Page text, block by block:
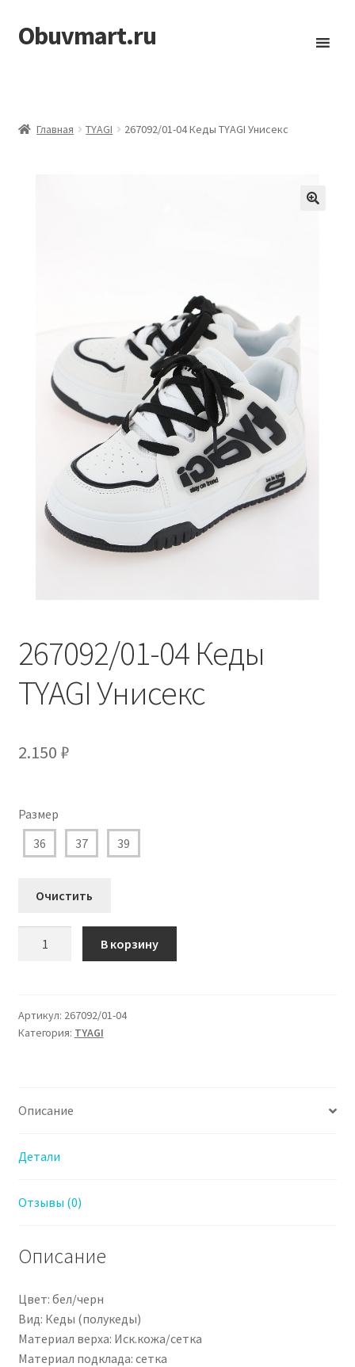
Перейти
к
Перейти
к
Obuvmart.ru
Главная TYAGI 267092/01-04 Кеды TYAGI Унисекс
267092/01-04 Кеды
TYAGI Унисекс
2.150 ₽
Размер
36
37 39
Очистить
Кеды
TYAGI
В корзину
Артикул: 267092/01-04
Категория: TYAGI
Описание
Детали
Отзывы (0)
Описание
Цвет: бел/черн
Вид: Кеды (полукеды)
Материал верха: Иск.кожа/сетка
Материал подклада: сетка